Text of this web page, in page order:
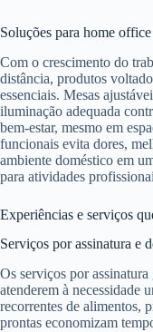
Soluções para home
Com o crescimento do
distância, produtos
essenciais. Mesas
iluminação adequada
bem-estar, mesmo em
funcionais evita dores,
ambiente doméstico em
para atividades
Experiências e serviços
Serviços por assinatura e
Os serviços por
atenderem à necessidade
recorrentes de alimentos,
prontas economizam